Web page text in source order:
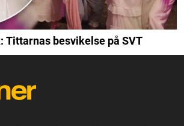
Tittarnas besvikelse på SVT